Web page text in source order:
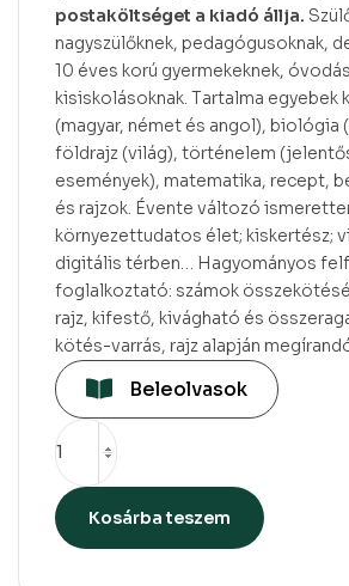
postaköltséget a kiadó állja.
nagyszülőknek, pedagógusoknak,
10 éves korú gyermekeknek,
kisiskolásoknak. Tartalma egyebek
(magyar, német és angol), biológia
földrajz (világ), történelem
események), matematika, recept,
és rajzok. Évente változó
környezettudatos élet; kiskertész;
digitális térben… Hagyományos
foglalkoztató: számok
rajz, kifestő, kivágható és
kötés-varrás, rajz alapján
Beleolvasok
Kosárba teszem